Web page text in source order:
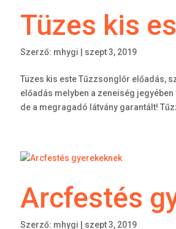
Tüzes kis
Szerző: mhygi szept 3, 2019
Tüzes kis este Tűzzsonglőr előadás,
előadás melyben a zeneiség
de a megragadó látvány garantált!
Arcfestés
Szerző: mhygi szept 3, 2019